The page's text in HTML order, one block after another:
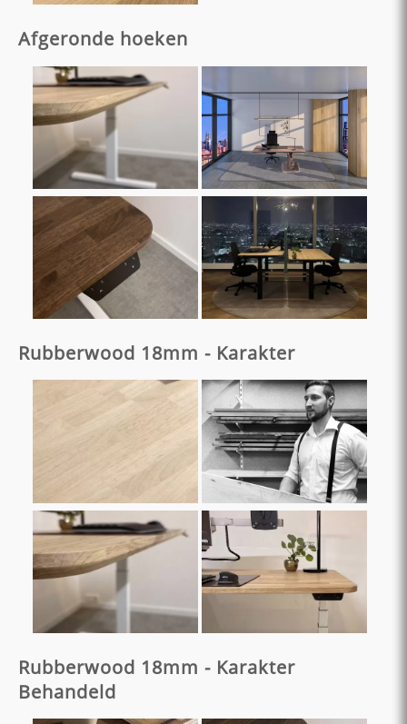
Afgeronde hoeken
Rubberwood 18mm - Karakter
Rubberwood 18mm - Karakter
Behandeld